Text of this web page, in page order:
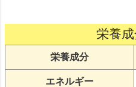
栄養
栄養成分
エネルギー